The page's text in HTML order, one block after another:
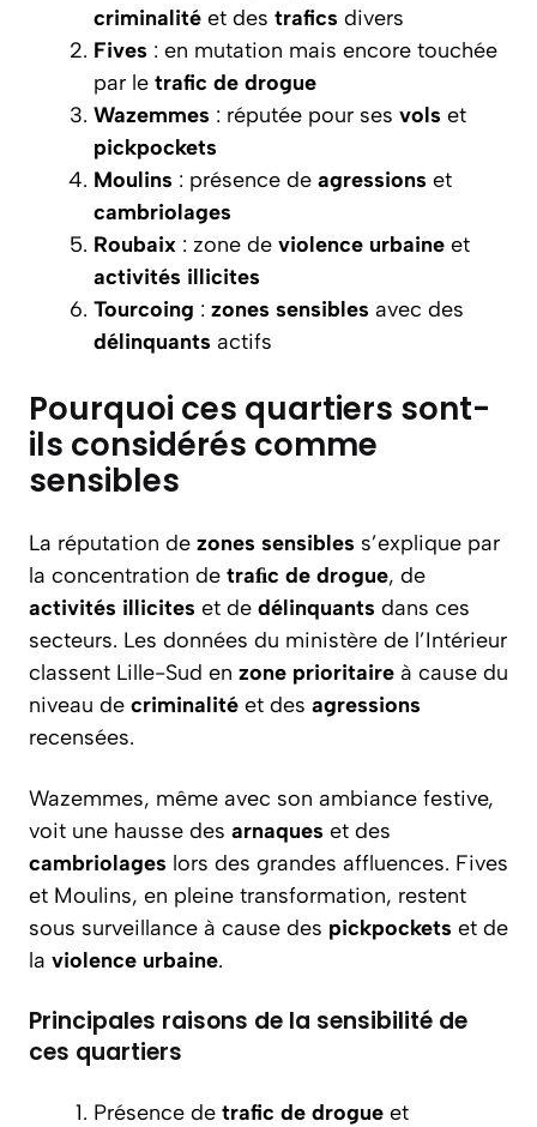
criminalité et des trafics divers
Fives : en mutation mais encore touchée
par le trafic de drogue
Wazemmes : réputée pour ses vols et
pickpockets
Moulins : présence de agressions et
cambriolages
Roubaix : zone de violence urbaine et
activités illicites
Tourcoing : zones sensibles avec des
délinquants actifs
Pourquoi ces quartiers sont-
ils considérés comme
sensibles
La réputation de zones sensibles s’explique par
la concentration de traﬁc de drogue, de
activités illicites et de délinquants dans ces
secteurs. Les données du ministère de l’Intérieur
classent Lille-Sud en zone prioritaire à cause du
niveau de criminalité et des agressions
recensées.
Wazemmes, même avec son ambiance festive,
voit une hausse des arnaques et des
cambriolages lors des grandes affluences. Fives
et Moulins, en pleine transformation, restent
sous surveillance à cause des pickpockets et de
la violence urbaine.
Principales raisons de la sensibilité de
ces quartiers
Présence de trafic de drogue et